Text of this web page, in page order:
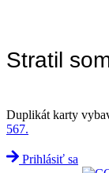
Stratil
Duplikát karty
567.
Prihlásiť sa